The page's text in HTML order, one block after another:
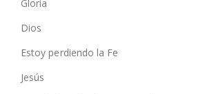
Gloria
Dios
Estoy perdiendo la Fe
Jesús